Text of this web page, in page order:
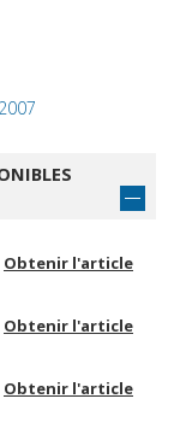
Obtenir l'article
Obtenir l'article
Obtenir l'article